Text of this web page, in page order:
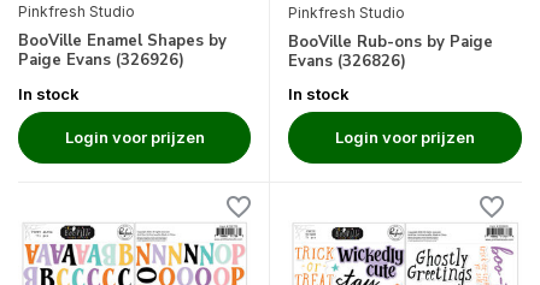
Pinkfresh Studio
BooVille Enamel Shapes by
Paige Evans (326926)
In stock
Login voor prijzen
Pinkfresh Studio
BooVille Rub-ons by Paige
Evans (326826)
In stock
Login voor prijzen